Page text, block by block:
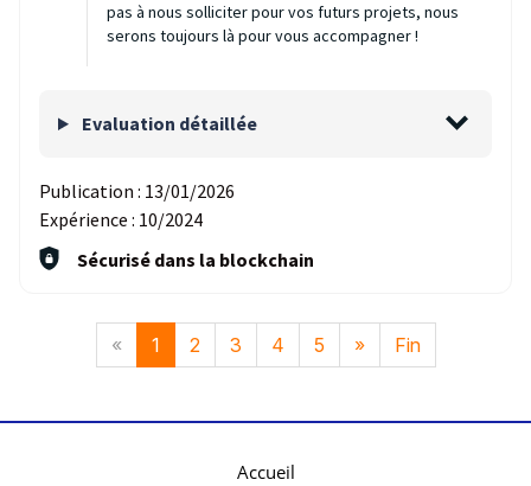
pas à nous solliciter pour vos futurs projets, nous
serons toujours là pour vous accompagner !
Evaluation détaillée
Publication : 13/01/2026
Expérience : 10/2024
Sécurisé dans la blockchain
« 1 2 3 4 5 » Fin
Accueil